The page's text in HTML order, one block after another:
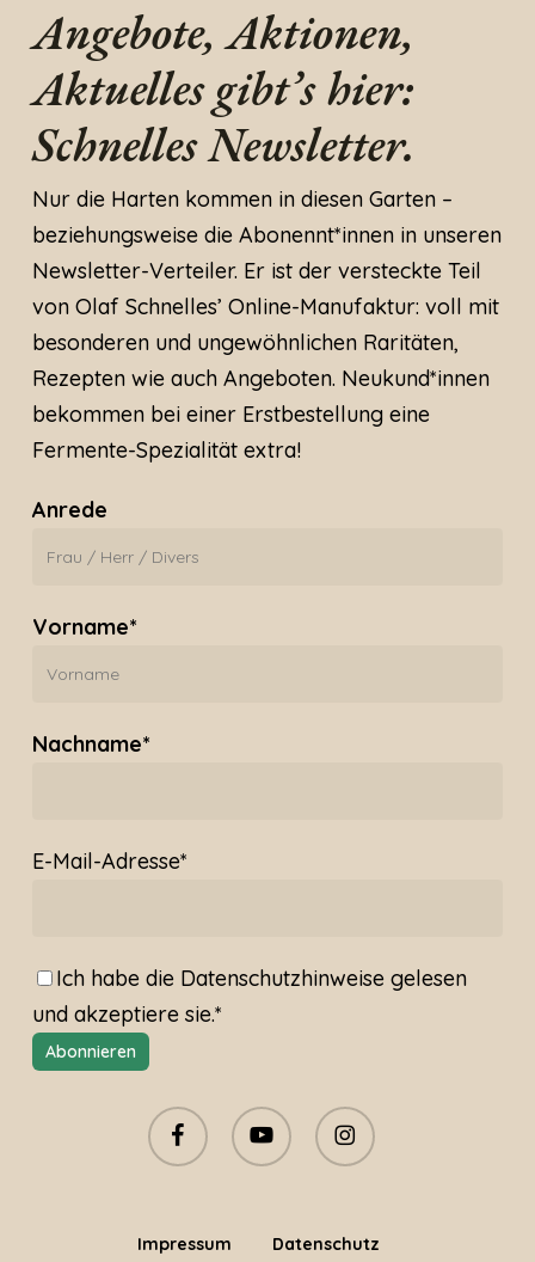
Angebote, Aktionen,
Aktuelles gibt’s hier:
Schnelles Newsletter.
Nur die Harten kommen in diesen Garten –
beziehungsweise die Abonennt*innen in unseren
Newsletter-Verteiler. Er ist der versteckte Teil
von Olaf Schnelles’ Online-Manufaktur: voll mit
besonderen und ungewöhnlichen Raritäten,
Rezepten wie auch Angeboten. Neukund*innen
bekommen bei einer Erstbestellung eine
Fermente-Spezialität extra!
Anrede
Vorname*
Nachname*
E-Mail-Adresse*
Ich habe die Datenschutzhinweisegelesen
und akzeptiere sie.*
facebook youtube instagram
Impressum Datenschutz